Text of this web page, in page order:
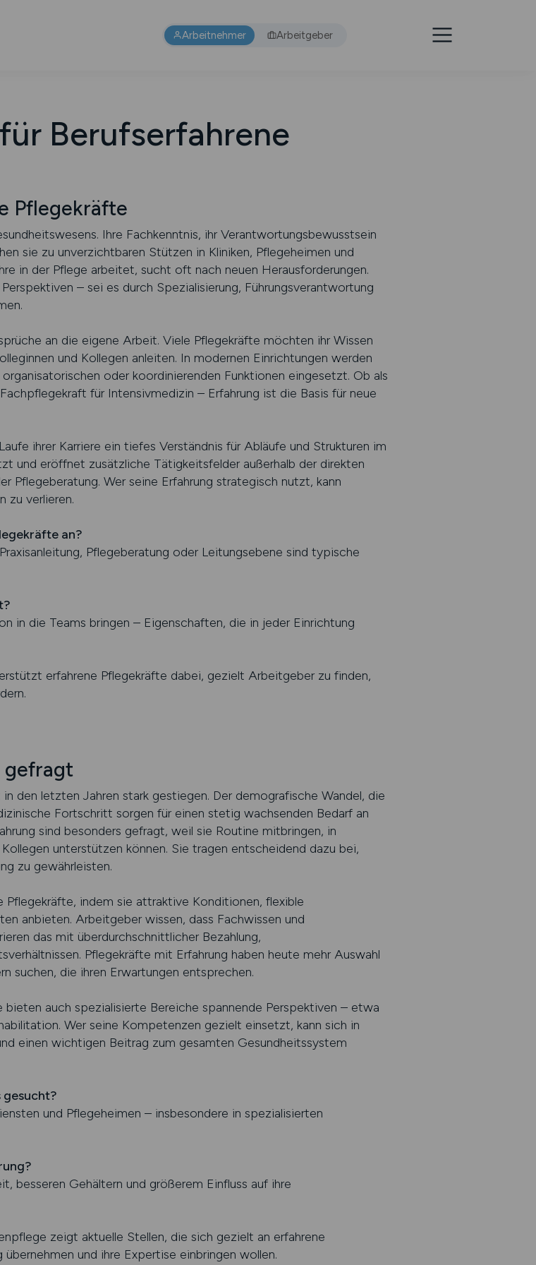
Arbeitnehmer Arbeitgeber
Berufserfahrene
Pflegekräfte
Ihre Fachkenntnis, ihr Verantwortungsbewusstsein
sie zu unverzichtbaren Stützen in Kliniken, Pflegeheimen und
in der Pflege arbeitet, sucht oft nach neuen Herausforderungen.
– sei es durch Spezialisierung, Führungsverantwortung
an die eigene Arbeit. Viele Pflegekräfte möchten ihr Wissen
und Kollegen anleiten. In modernen Einrichtungen werden
oder koordinierenden Funktionen eingesetzt. Ob als
für Intensivmedizin – Erfahrung ist die Basis für neue
ihrer Karriere ein tiefes Verständnis für Abläufe und Strukturen im
und eröffnet zusätzliche Tätigkeitsfelder außerhalb der direkten
Pflegeberatung. Wer seine Erfahrung strategisch nutzt, kann
zu verlieren.
an?
Pflegeberatung oder Leitungsebene sind typische
in die Teams bringen – Eigenschaften, die in jeder Einrichtung
erfahrene Pflegekräfte dabei, gezielt Arbeitgeber zu finden,
gefragt
den letzten Jahren stark gestiegen. Der demografische Wandel, die
Fortschritt sorgen für einen stetig wachsenden Bedarf an
sind besonders gefragt, weil sie Routine mitbringen, in
unterstützen können. Sie tragen entscheidend dazu bei,
zu gewährleisten.
indem sie attraktive Konditionen, flexible
anbieten. Arbeitgeber wissen, dass Fachwissen und
das mit überdurchschnittlicher Bezahlung,
Pflegekräfte mit Erfahrung haben heute mehr Auswahl
suchen, die ihren Erwartungen entsprechen.
bieten auch spezialisierte Bereiche spannende Perspektiven – etwa
Wer seine Kompetenzen gezielt einsetzt, kann sich in
einen wichtigen Beitrag zum gesamten Gesundheitssystem
und Pflegeheimen – insbesondere in spezialisierten
besseren Gehältern und größerem Einfluss auf ihre
zeigt aktuelle Stellen, die sich gezielt an erfahrene
und ihre Expertise einbringen wollen.